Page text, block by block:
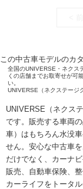
この中古車モデルのカ
全国のUNIVERSE・ネクス
くの店舗までお取寄せが可
い。
UNIVERSE（ネクステージ
UNIVERSE（ネクス
です。販売する車両
車）はもちろん水没
せん。安心な中古車
だけでなく、カーナ
販売、自動車保険、
カーライフをトータ